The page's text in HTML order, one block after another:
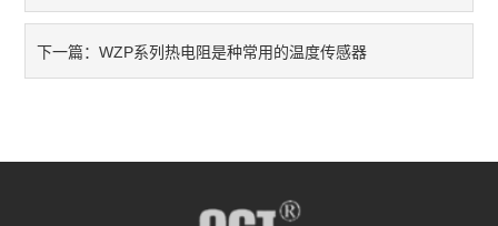
下一篇：WZP系列热电阻是种常用的温度传感器